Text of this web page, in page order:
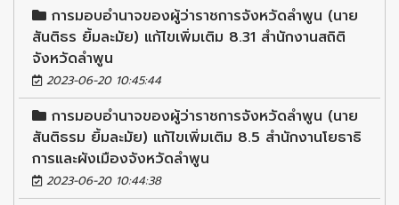
การมอบอำนาจของผู้ว่าราชการจังหวัดลำพูน (นาย
สันติธร ยิ้มละมัย) แก้ไขเพิ่มเติม 8.31 สำนักงานสถิติ
จังหวัดลำพูน
2023-06-20 10:45:44
การมอบอำนาจของผู้ว่าราชการจังหวัดลำพูน (นาย
สันติธรม ยิ้มละมัย) แก้ไขเพิ่มเติม 8.5 สำนักงานโยธาธิ
การและผังเมืองจังหวัดลำพูน
2023-06-20 10:44:38